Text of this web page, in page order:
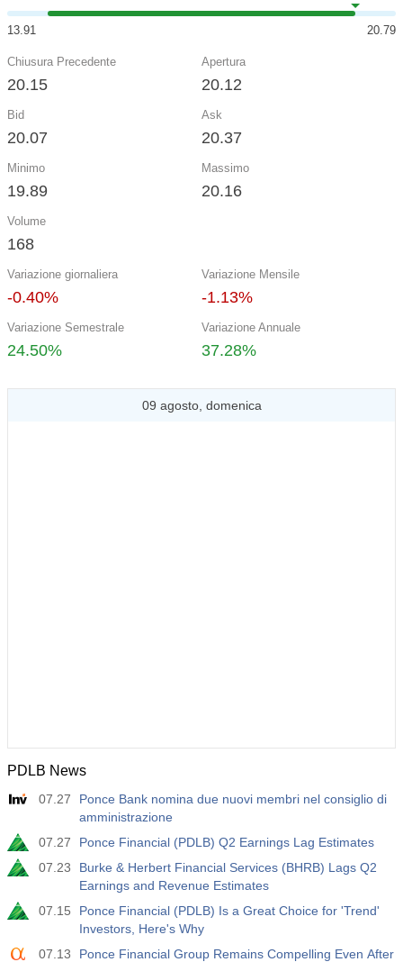
13.91 20.79
Chiusura Precedente
20.15
Apertura
20.12
Bid
20.07
Ask
20.37
Minimo
19.89
Massimo
20.16
Volume
168
Variazione giornaliera
-0.40%
Variazione Mensile
-1.13%
Variazione Semestrale
24.50%
Variazione Annuale
37.28%
09 agosto, domenica
PDLB News
07.27
Ponce Bank nomina due nuovi membri nel consiglio di
amministrazione
07.27
Ponce Financial (PDLB) Q2 Earnings Lag Estimates
07.23
Burke & Herbert Financial Services (BHRB) Lags Q2
Earnings and Revenue Estimates
07.15
Ponce Financial (PDLB) Is a Great Choice for 'Trend'
Investors, Here's Why
07.13
Ponce Financial Group Remains Compelling Even After